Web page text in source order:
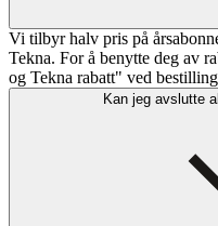
Vi tilbyr halv pris på
Tekna. For å benytte deg av
og Tekna rabatt" ved
Kan jeg avslutte